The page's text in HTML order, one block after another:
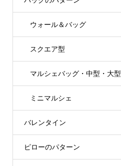
ウォール＆バッグ
スクエア型
マルシェバッグ・中型・大型
ミニマルシェ
バレンタイン
ピローのパターン